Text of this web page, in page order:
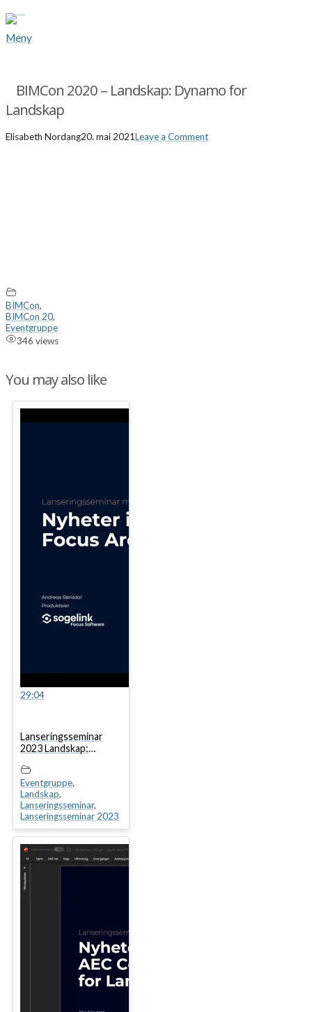
Meny
BIMCon 2020 – Landskap: Dynamo for
Landskap
Elisabeth Nordang20. mai 2021Leave a Comment
BIMCon,
BIMCon 20,
Eventgruppe
346 views
You may also like
29:04
Lanseringsseminar
2023 Landskap:
Arealplan
Eventgruppe,
Landskap,
Lanseringsseminar,
Lanseringsseminar 2023